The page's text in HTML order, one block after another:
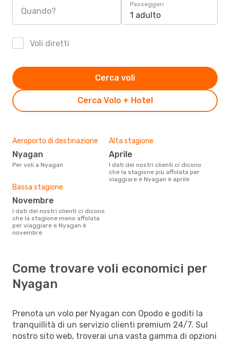
Quando?
Passeggeri
1 adulto
Voli diretti
Cerca Volo + Hotel
Cerca voli
Aeroporto di destinazione
Nyagan
Per voli a Nyagan
Alta stagione
aprile
I dati dei nostri clienti ci dicono
che la stagione più affolata per
viaggiare e Nyagan è aprile
Bassa stagione
novembre
I dati dei nostri clienti ci dicono
che la stagione meno affolata
per viaggiare e Nyagan è
novembre
Come trovare voli economici per
Nyagan
Prenota un volo per Nyagan con Opodo e goditi la
tranquillità di un servizio clienti premium 24/7. Sul
nostro sito web, troverai una vasta gamma di opzioni